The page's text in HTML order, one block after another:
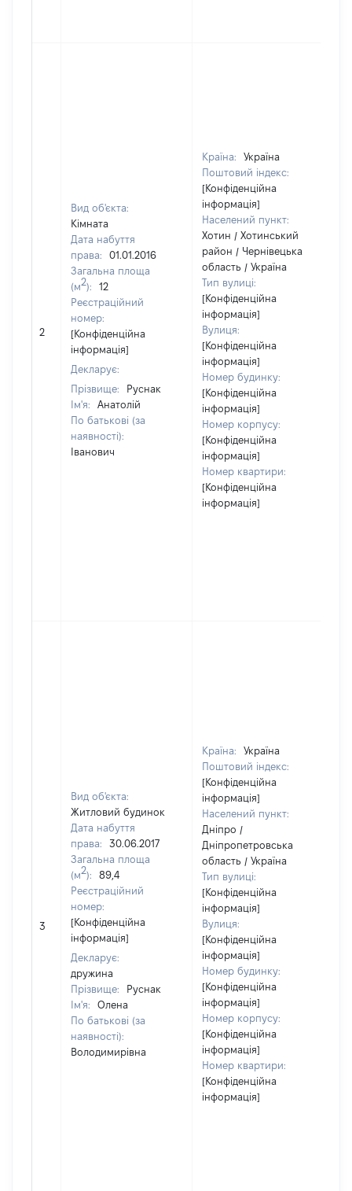
2
Вид об'єкта:
Кімната
Дата набуття
права:
01.01.2016
Загальна площа
(м2):
12
Реєстраційний
номер:
[Конфіденційна
інформація]
Декларує:
Прізвище:
Руснак
Ім'я:
Анатолій
По батькові (за
наявності):
Іванович
Країна:
Україна
Поштовий індекс:
[Конфіденційна
інформація]
Населений пункт:
Хотин / Хотинський
район / Чернівецька
область / Україна
Тип вулиці:
[Конфіденційна
інформація]
Вулиця:
[Конфіденційна
інформація]
Номер будинку:
[Конфіденційна
інформація]
Номер корпусу:
[Конфіденційна
інформація]
Номер квартири:
[Конфіденційна
інформація]
3
Вид об'єкта:
Житловий будинок
Дата набуття
права:
30.06.2017
Загальна площа
(м2):
89,4
Реєстраційний
номер:
[Конфіденційна
інформація]
Декларує:
дружина
Прізвище:
Руснак
Ім'я:
Олена
По батькові (за
наявності):
Володимирівна
Країна:
Україна
Поштовий індекс:
[Конфіденційна
інформація]
Населений пункт:
Дніпро /
Дніпропетровська
область / Україна
Тип вулиці:
[Конфіденційна
інформація]
Вулиця:
[Конфіденційна
інформація]
Номер будинку:
[Конфіденційна
інформація]
Номер корпусу:
[Конфіденційна
інформація]
Номер квартири:
[Конфіденційна
інформація]